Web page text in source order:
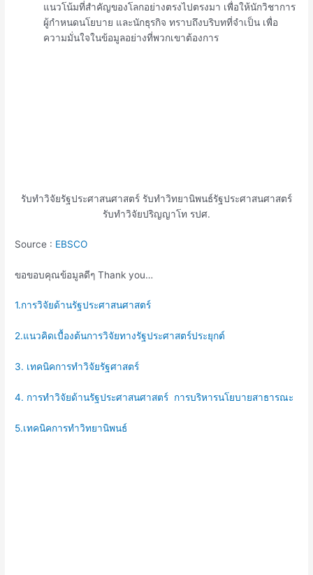
แนวโน้มที่สำคัญของโลกอย่างตรงไปตรงมา เพื่อให้นักวิชาการ
ผู้กำหนดนโยบาย และนักธุรกิจ ทราบถึงบริบทที่จำเป็น เพื่อ
ความมั่นใจในข้อมูลอย่างที่พวกเขาต้องการ
รับทำวิจัยรัฐประศาสนศาสตร์ รับทำวิทยานิพนธ์รัฐประศาสนศาสตร์
รับทำวิจัยปริญญาโท รปศ.
Source : EBSCO
ขอขอบคุณข้อมูลดีๆ Thank you…
1.การวิจัยด้านรัฐประศาสนศาสตร์
2.แนวคิดเบื้องต้นการวิจัยทางรัฐประศาสตร์ประยุกต์
3. เทคนิคการทำวิจัยรัฐศาสตร์
4. การทำวิจัยด้านรัฐประศาสนศาสตร์ การบริหารนโยบายสาธารณะ
5.เทคนิคการทำวิทยานิพนธ์